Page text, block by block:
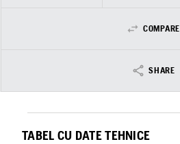
COMPARE
SHARE
TABEL CU DATE TEHNICE